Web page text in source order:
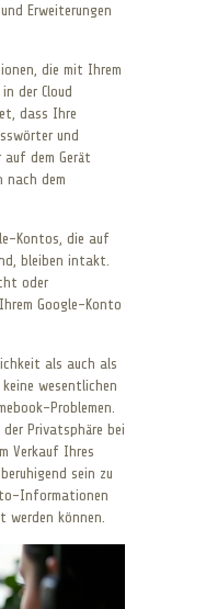
Erweiterungen
die mit Ihrem
der Cloud
dass Ihre
und
dem Gerät
nach dem
Kontos, die auf
bleiben intakt.
oder
Google-Konto
als auch als
wesentlichen
Problemen.
Privatsphäre bei
Verkauf Ihres
sein zu
Informationen
werden können.